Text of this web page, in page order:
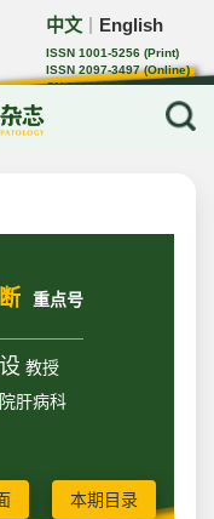
中文 English
ISSN 1001-5256 (Print)
ISSN 2097-3497 (Online)
CN 22-1108/R
重点号
教授
肝病科
本期目录